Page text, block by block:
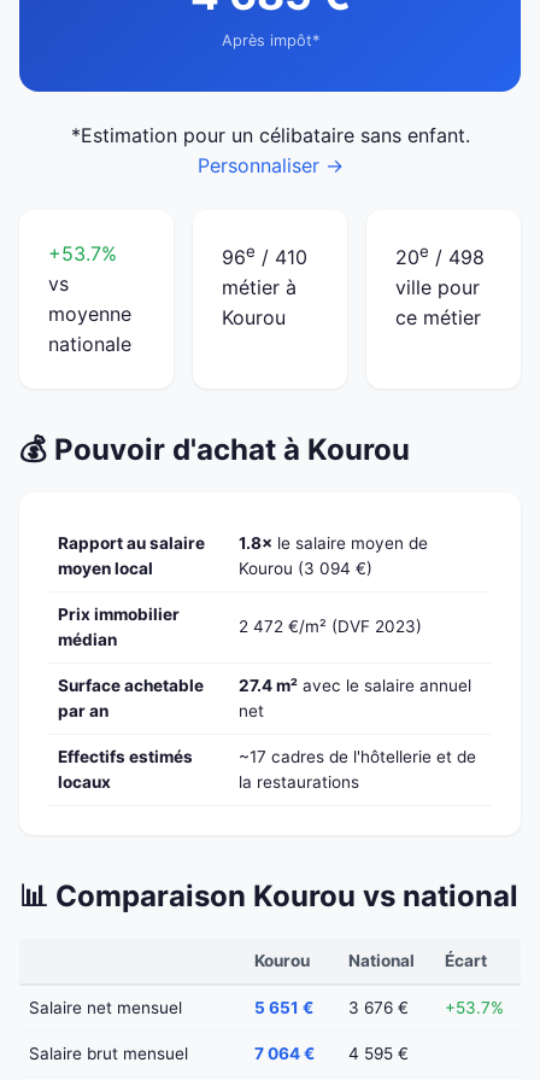
Après impôt*
*Estimation pour un célibataire sans enfant.
Personnaliser →
+53.7%
vs
moyenne
nationale
96e / 410
métier à
Kourou
20e / 498
ville pour
ce métier
💰 Pouvoir d'achat à Kourou
Rapport au salaire
moyen local
1.8× le salaire moyen de
Kourou (3 094 €)
Prix immobilier
médian
2 472 €/m² (DVF 2023)
Surface achetable
par an
27.4 m² avec le salaire annuel
net
Effectifs estimés
locaux
~17 cadres de l'hôtellerie et de
la restaurations
📊 Comparaison Kourou vs national
Kourou National Écart
Salaire net mensuel 5 651 € 3 676 € +53.7%
Salaire brut mensuel 7 064 € 4 595 €